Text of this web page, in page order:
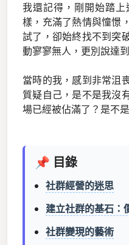
我還記得，剛開始踏
樣，充滿了熱情與憧憬
試了，卻始終找不到突
動寥寥無人，更別說達
當時的我，感到非常沮
質疑自己，是不是我沒
場已經被佔滿了？是不
📌 目錄
社群經營的迷思
建立社群的基石：
社群變現的藝術